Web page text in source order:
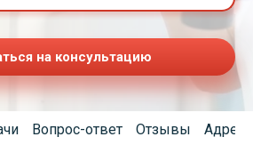
на консультацию
Вопрос-ответ Отзывы